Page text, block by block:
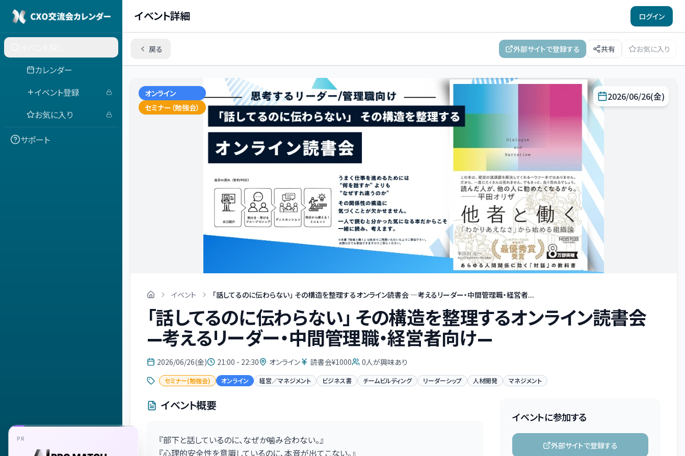
カレンダー
イベント登録
お気に入り
サポート
イベント詳細 ログイン
戻る 外部サイトで登録する 共有 お気に入り
オンライン
セミナー（勉強会）
2026/06/26(金)
イベント 「話してるのに伝わらない」 その構造を整理するオンライン読書会 —考えるリーダー・中間管理職・経営者...
「話してるのに伝わらない」 その構造を整理するオンライン読書会
—考えるリーダー・中間管理職・経営者向け—
2026/06/26(金) 21:00 - 22:30 オンライン 読書会¥1000 0人が興味あり
セミナー(勉強会) オンライン 経営／マネジメント ビジネス書 チームビルディング リーダーシップ 人材開発 マネジメント
イベント概要
『部下と話しているのに、なぜか噛み合わない。』
『心理的安全性を意識しているのに、本音が出てこない。』
イベントに参加する
外部サイトで登録する
PR